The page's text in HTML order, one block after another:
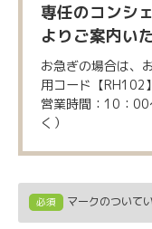
専任のコンシ
よりご案内い
お急ぎの場合は、
用コード【RH102
営業時間：10：
く）
必須 マークのついて